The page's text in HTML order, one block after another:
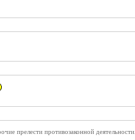
прелести противозаконной деятельности.